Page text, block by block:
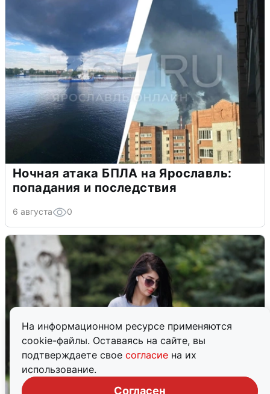
На информационном ресурсе применяются
cookie-файлы. Оставаясь на сайте, вы
подтверждаете свое согласие на их
использование.
Согласен
Ночная атака БПЛА на Ярославль:
попадания и последствия
6 августа 0